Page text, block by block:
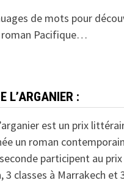
de mots pour
Pacifique…
L’ARGANIER :
est un prix
un roman
participent au prix
3 classes à Marrakech et